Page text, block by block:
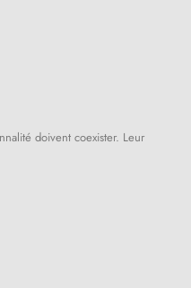
doivent coexister. Leur